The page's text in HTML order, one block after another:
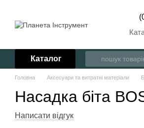
Каталог
Головна Аксесуари та витратні матеріали
Насадка біта
Написати відгук